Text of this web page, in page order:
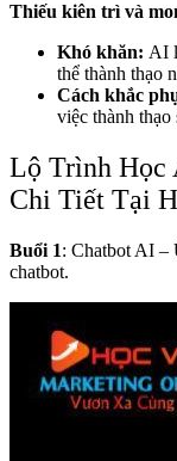
Thiếu kiên trì và
Khó khăn: AI
thể thành thạo
Cách khắc
việc thành thạo
Lộ Trình Học
Chi Tiết Tại
Buổi 1: Chatbot AI –
chatbot.